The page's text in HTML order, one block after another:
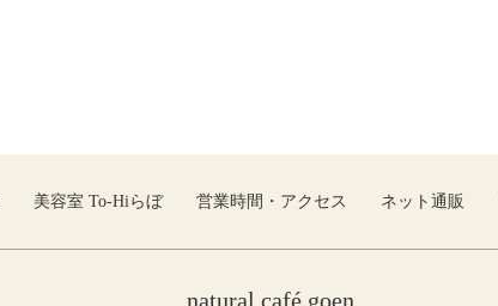
美容室 To-Hiらぼ 営業時間・アクセス ネット通販
natural café goen